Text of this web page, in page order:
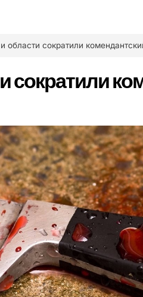
области сократили
сократили